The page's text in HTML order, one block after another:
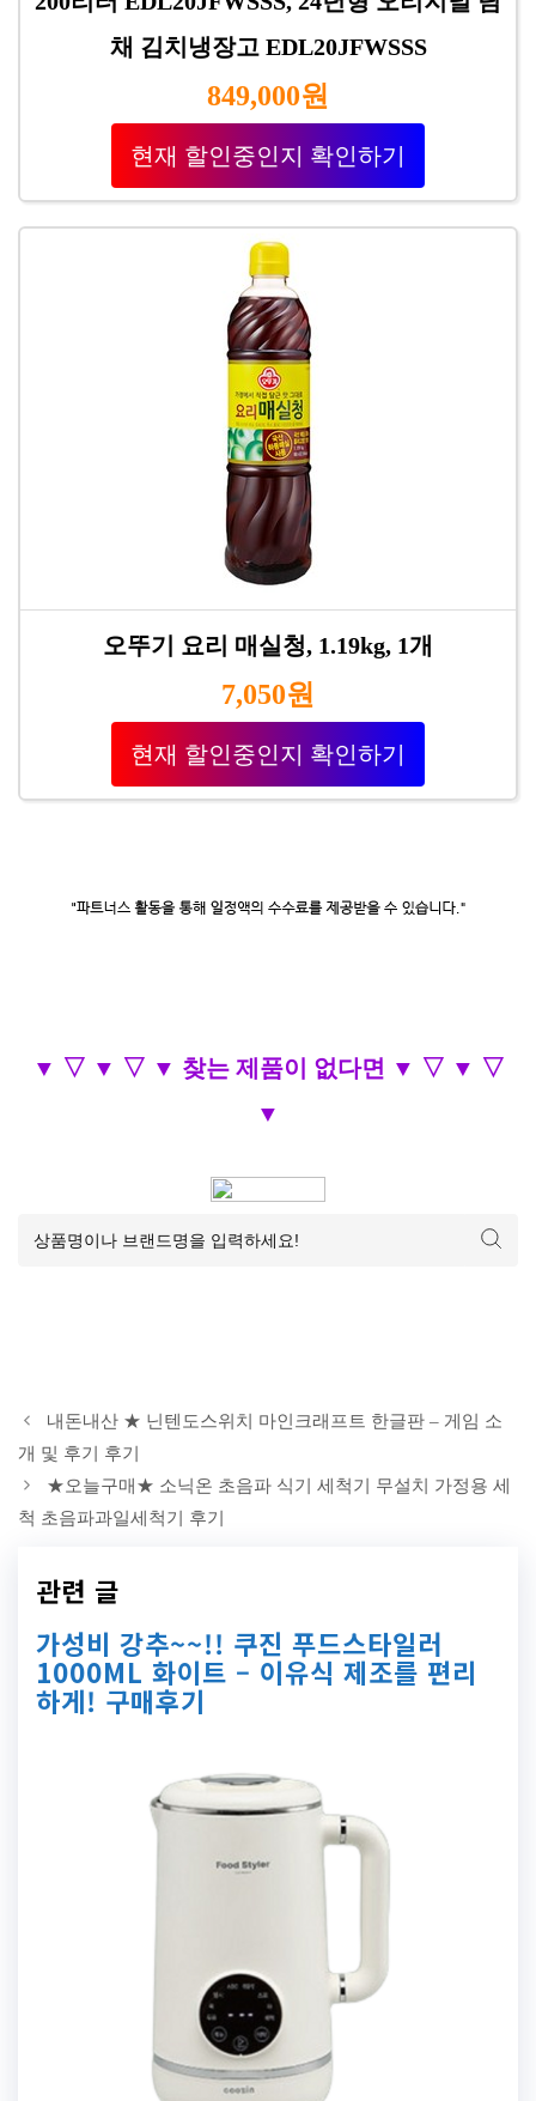
채 김치냉장고 EDL20JFWSSS
849,000원
현재 할인중인지 확인하기
오뚜기 요리 매실청, 1.19kg, 1개
7,050원
현재 할인중인지 확인하기
▼ ▽ ▼ ▽ ▼ 찾는 제품이 없다면 ▼ ▽ ▼ ▽
▼
내돈내산 ★ 닌텐도스위치 마인크래프트 한글판 – 게임 소
개 및 후기 후기
★오늘구매★ 소닉온 초음파 식기 세척기 무설치 가정용 세
척 초음파과일세척기 후기
관련 글
가성비 강추~~!! 쿠진 푸드스타일러
1000ML 화이트 – 이유식 제조를 편리
하게! 구매후기